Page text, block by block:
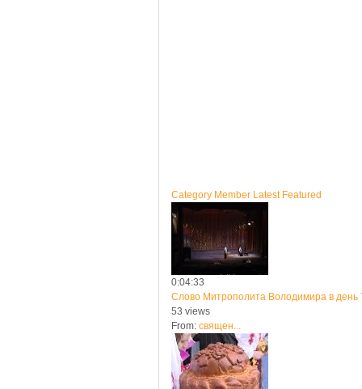
Category Member Latest Featured
0:04:33
Слово Митрополита Володимира в день
53 views
From: священ...